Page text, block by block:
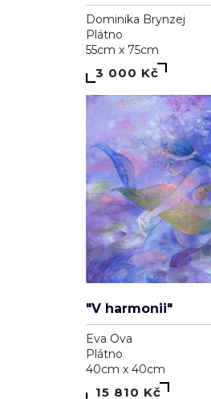
Dominika Brynzej
Plátno
55cm x 75cm
3 000 Kč
"V harmonii"
Eva Ova
Plátno
40cm x 40cm
15 810 Kč